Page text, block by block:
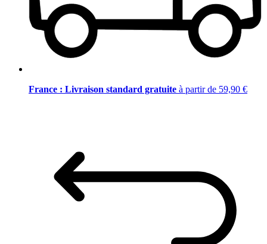
France : Livraison standard gratuite à partir de 59,90 €